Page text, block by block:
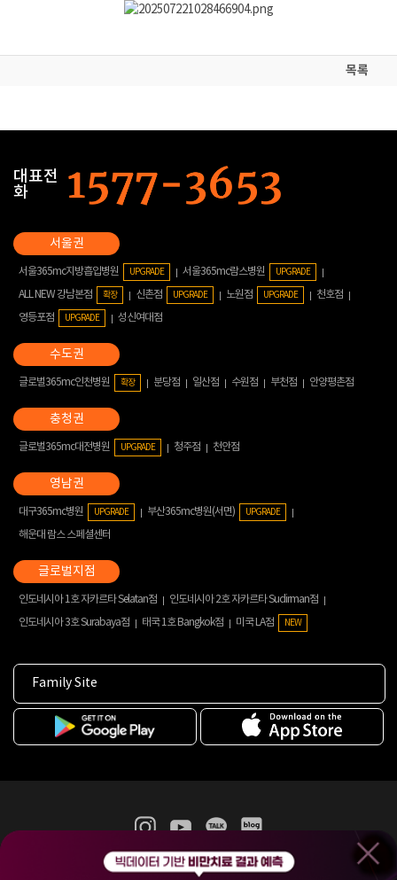
목록
대표전
화
서울365mc지방흡입병원 UPGRADE 서울365mc람스병원 UPGRADE
ALL NEW 강남본점 확장 신촌점 UPGRADE 노원점 UPGRADE
천호점
영등포점
UPGRADE 성신여대점
글로벌365mc인천병원 확장 분당점 일산점 수원점 부천점 안양평촌점
글로벌365mc대전병원 UPGRADE 청주점 천안점
대구365mc병원 UPGRADE 부산365mc병원(서면) UPGRADE
해운대 람스 스페셜센터
인도네시아 1호 자카르타 Selatan점
인도네시아 2호 자카르타 Sudirman점
인도네시아 3호 Surabaya점
태국 1호 Bangkok점 미국 LA점 NEW
Family Site
365mc 병·의원 이용약관
홈페이지 이용약관